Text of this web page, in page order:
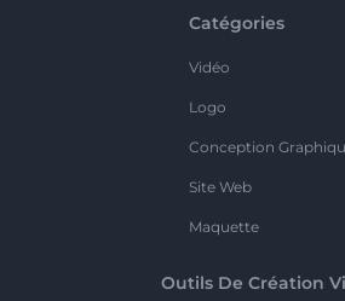
Catégories
Vidéo
Logo
Conception
Site Web
Maquette
Outils De Création